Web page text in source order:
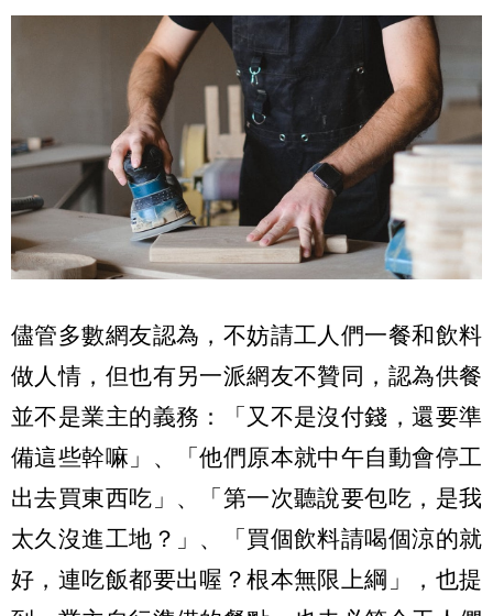
儘管多數網友認為，不妨請工人們一餐和飲料
做人情，但也有另一派網友不贊同，認為供餐
並不是業主的義務：「又不是沒付錢，還要準
備這些幹嘛」、「他們原本就中午自動會停工
出去買東西吃」、「第一次聽說要包吃，是我
太久沒進工地？」、「買個飲料請喝個涼的就
好，連吃飯都要出喔？根本無限上綱」，也提